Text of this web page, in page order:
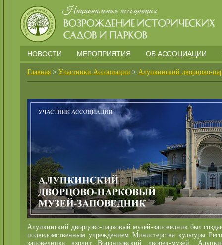
НОВОСТИ МЕРОПРИЯТИЯ ОБ АССОЦИАЦИИ
Главная > Участники Ассоциации > Алупкинский дворцово-
Алупкинский дворцово-парковый музей-заповедник был
подведомственным учреждением Министерства культуры
заповедника входит Воронцовский дворец-музей,